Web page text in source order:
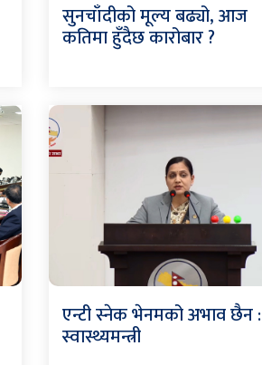
सुनचाँदीको मूल्य बढ्यो, आज
कतिमा हुँदैछ कारोबार ?
एन्टी स्नेक भेनमको अभाव छैन :
स्वास्थ्यमन्त्री